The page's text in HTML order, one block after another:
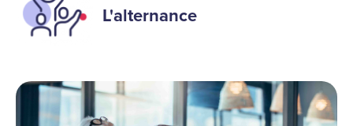
L'alternance